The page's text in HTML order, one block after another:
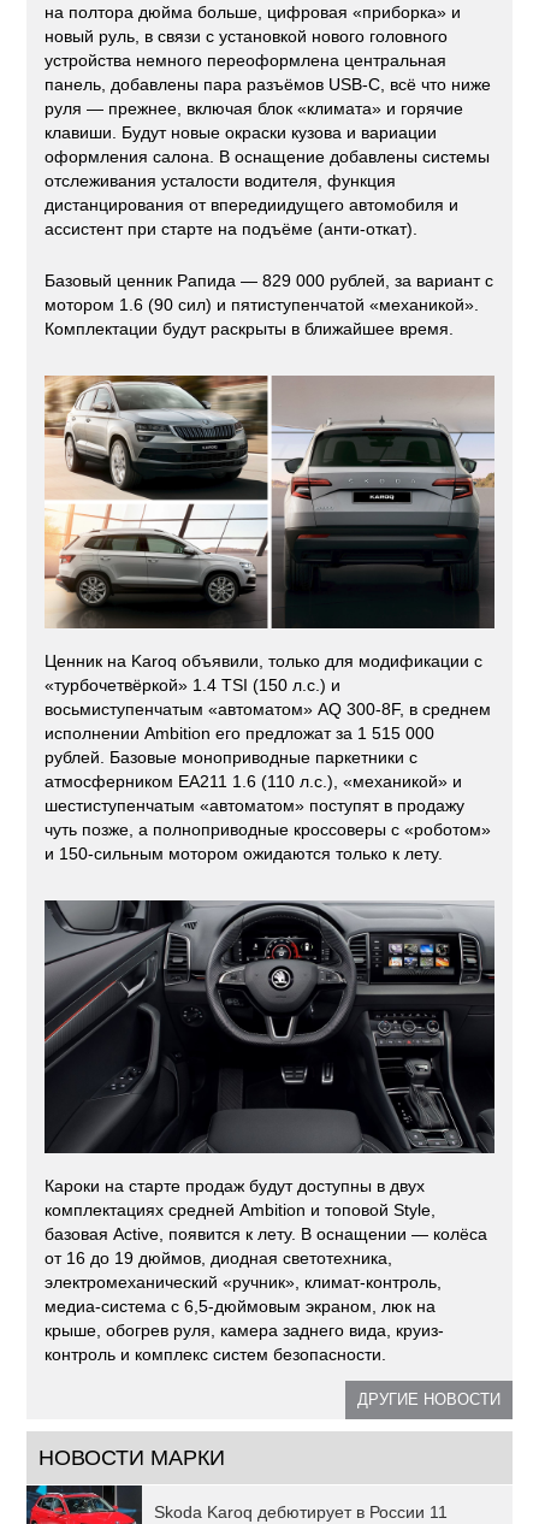
на полтора дюйма больше, цифровая «приборка» и
новый руль, в связи с установкой нового головного
устройства немного переоформлена центральная
панель, добавлены пара разъёмов USB-С, всё что ниже
руля — прежнее, включая блок «климата» и горячие
клавиши. Будут новые окраски кузова и вариации
оформления салона. В оснащение добавлены системы
отслеживания усталости водителя, функция
дистанцирования от впередиидущего автомобиля и
ассистент при старте на подъёме (анти-откат).
Базовый ценник Рапида — 829 000 рублей, за вариант с
мотором 1.6 (90 сил) и пятиступенчатой «механикой».
Комплектации будут раскрыты в ближайшее время.
Ценник на Karoq объявили, только для модификации с
«турбочетвёркой» 1.4 TSI (150 л.с.) и
восьмиступенчатым «автоматом» AQ 300-8F, в среднем
исполнении Ambition его предложат за 1 515 000
рублей. Базовые моноприводные паркетники с
атмосферником EA211 1.6 (110 л.с.), «механикой» и
шестиступенчатым «автоматом» поступят в продажу
чуть позже, а полноприводные кроссоверы с «роботом»
и 150-сильным мотором ожидаются только к лету.
Кароки на старте продаж будут доступны в двух
комплектациях средней Ambition и топовой Style,
базовая Active, появится к лету. В оснащении — колёса
от 16 до 19 дюймов, диодная светотехника,
электромеханический «ручник», климат-контроль,
медиа-система с 6,5-дюймовым экраном, люк на
крыше, обогрев руля, камера заднего вида, круиз-
контроль и комплекс систем безопасности.
ДРУГИЕ НОВОСТИ
НОВОСТИ МАРКИ
Skoda Karoq дебютирует в России 11